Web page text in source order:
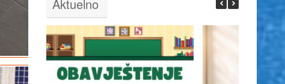
Aktuelno